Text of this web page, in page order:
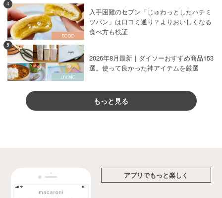
4
入手困難のセブン「じゅわっとしたハチミ
ツパン」は口コミ通り？よりおいしくなる
食べ方も検証
5
2026年8月最新｜ダイソーおすすめ商品153
選。使って良かった神アイテムを厳選
もっと見る
アプリでもっと楽しく